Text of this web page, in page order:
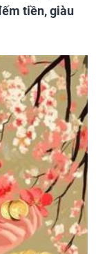
tiền, giàu